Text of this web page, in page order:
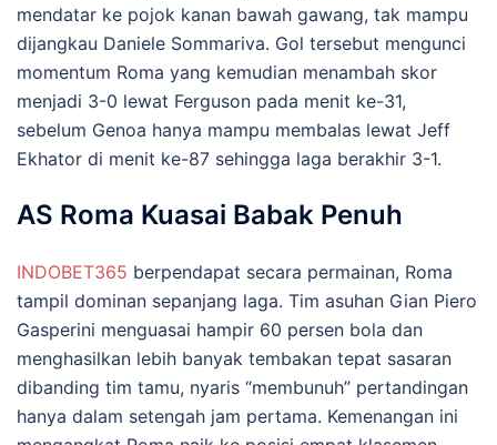
mendatar ke pojok kanan bawah gawang, tak mampu
dijangkau Daniele Sommariva. Gol tersebut mengunci
momentum Roma yang kemudian menambah skor
menjadi 3-0 lewat Ferguson pada menit ke-31,
sebelum Genoa hanya mampu membalas lewat Jeff
Ekhator di menit ke-87 sehingga laga berakhir 3-1.
AS Roma Kuasai Babak Penuh
INDOBET365 berpendapat secara permainan, Roma
tampil dominan sepanjang laga. Tim asuhan Gian Piero
Gasperini menguasai hampir 60 persen bola dan
menghasilkan lebih banyak tembakan tepat sasaran
dibanding tim tamu, nyaris “membunuh” pertandingan
hanya dalam setengah jam pertama. Kemenangan ini